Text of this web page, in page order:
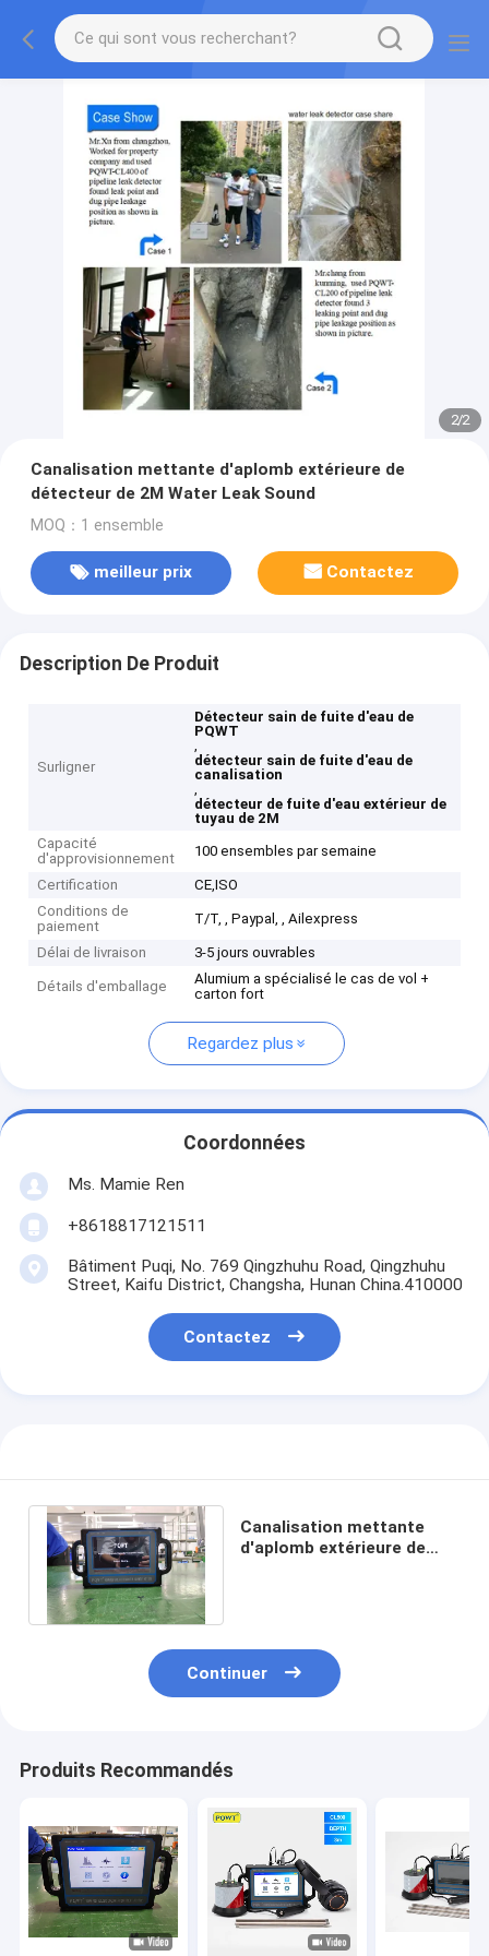
2/2
Canalisation mettante d'aplomb extérieure de
détecteur de 2M Water Leak Sound
MOQ：1 ensemble
meilleur prix Contactez
Description De Produit
Surligner
Détecteur sain de fuite d'eau de
PQWT
,
détecteur sain de fuite d'eau de
canalisation
,
détecteur de fuite d'eau extérieur de
tuyau de 2M
Capacité
d'approvisionnement
100 ensembles par semaine
Certification
CE,ISO
Conditions de
paiement
T/T, , Paypal, , Ailexpress
Délai de livraison 3-5 jours ouvrables
Détails d'emballage
Alumium a spécialisé le cas de vol +
carton fort
Regardez plus
Coordonnées
Ms. Mamie Ren
+8618817121511
Bâtiment Puqi, No. 769 Qingzhuhu Road, Qingzhuhu
Street, Kaifu District, Changsha, Hunan China.410000
Contactez
Canalisation mettante
d'aplomb extérieure de
Continuer
Produits Recommandés